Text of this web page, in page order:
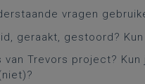
vragen
geraakt, gestoord?
Trevors project?